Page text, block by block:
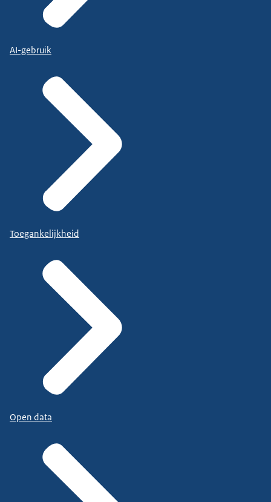
AI-gebruik
Toegankelijkheid
Open data